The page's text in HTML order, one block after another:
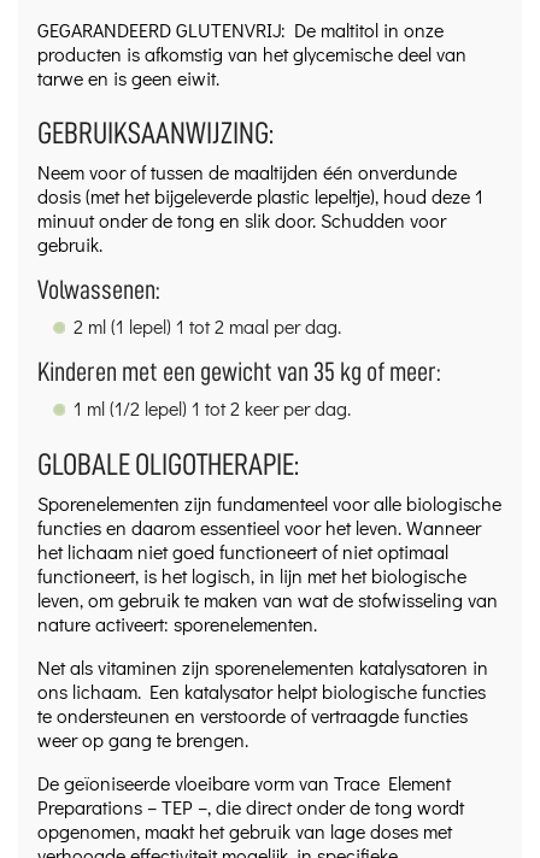
GEGARANDEERD GLUTENVRIJ: De maltitol in onze
producten is afkomstig van het glycemische deel van
tarwe en is geen eiwit.
GEBRUIKSAANWIJZING:
Neem voor of tussen de maaltijden één onverdunde
dosis (met het bijgeleverde plastic lepeltje), houd deze 1
minuut onder de tong en slik door. Schudden voor
gebruik.
Volwassenen:
2 ml (1 lepel) 1 tot 2 maal per dag.
Kinderen met een gewicht van 35 kg of meer:
1 ml (1/2 lepel) 1 tot 2 keer per dag.
GLOBALE OLIGOTHERAPIE:
Sporenelementen zijn fundamenteel voor alle biologische
functies en daarom essentieel voor het leven. Wanneer
het lichaam niet goed functioneert of niet optimaal
functioneert, is het logisch, in lijn met het biologische
leven, om gebruik te maken van wat de stofwisseling van
nature activeert: sporenelementen.
Net als vitaminen zijn sporenelementen katalysatoren in
ons lichaam. Een katalysator helpt biologische functies
te ondersteunen en verstoorde of vertraagde functies
weer op gang te brengen.
De geïoniseerde vloeibare vorm van Trace Element
Preparations – TEP –, die direct onder de tong wordt
opgenomen, maakt het gebruik van lage doses met